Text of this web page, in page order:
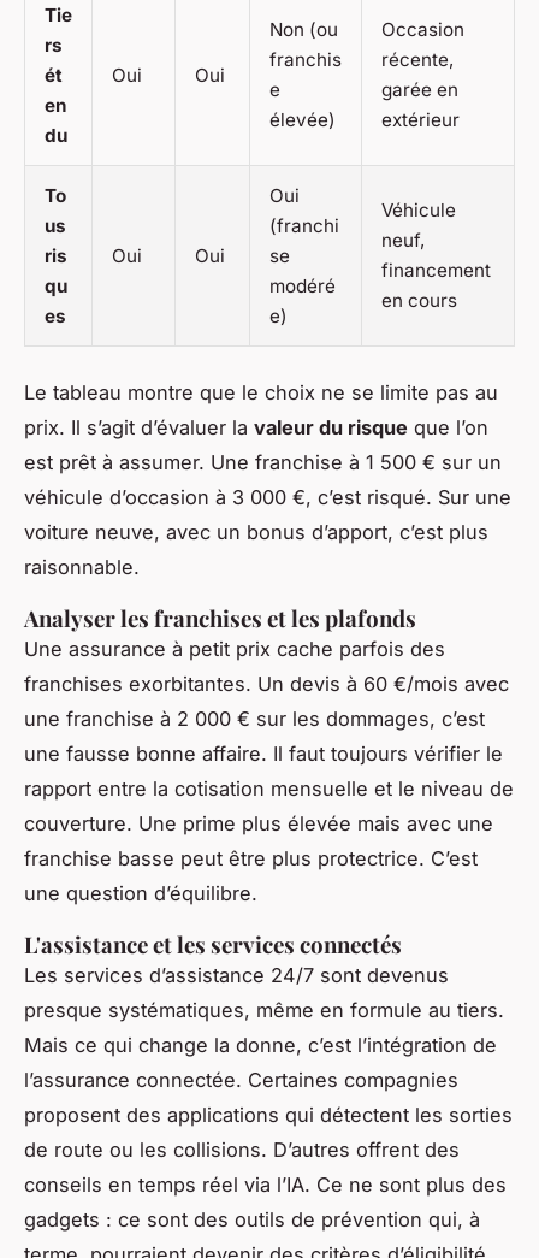
Tie
rs
ét
en
du
Oui Oui
Non (ou
franchis
e
élevée)
Occasion
récente,
garée en
extérieur
To
us
ris
qu
es
Oui Oui
Oui
(franchi
se
modéré
e)
Véhicule
neuf,
financement
en cours
Le tableau montre que le choix ne se limite pas au
prix. Il s’agit d’évaluer la valeur du risque que l’on
est prêt à assumer. Une franchise à 1 500 € sur un
véhicule d’occasion à 3 000 €, c’est risqué. Sur une
voiture neuve, avec un bonus d’apport, c’est plus
raisonnable.
Analyser les franchises et les plafonds
Une assurance à petit prix cache parfois des
franchises exorbitantes. Un devis à 60 €/mois avec
une franchise à 2 000 € sur les dommages, c’est
une fausse bonne affaire. Il faut toujours vérifier le
rapport entre la cotisation mensuelle et le niveau de
couverture. Une prime plus élevée mais avec une
franchise basse peut être plus protectrice. C’est
une question d’équilibre.
L'assistance et les services connectés
Les services d’assistance 24/7 sont devenus
presque systématiques, même en formule au tiers.
Mais ce qui change la donne, c’est l’intégration de
l’assurance connectée. Certaines compagnies
proposent des applications qui détectent les sorties
de route ou les collisions. D’autres offrent des
conseils en temps réel via l’IA. Ce ne sont plus des
gadgets : ce sont des outils de prévention qui, à